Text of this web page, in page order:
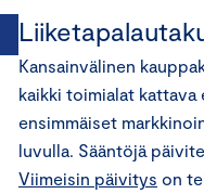
Kansainvälinen
kaikki toimialat kattava
ensimmäiset
luvulla. Sääntöjä
Viimeisin päivitys on